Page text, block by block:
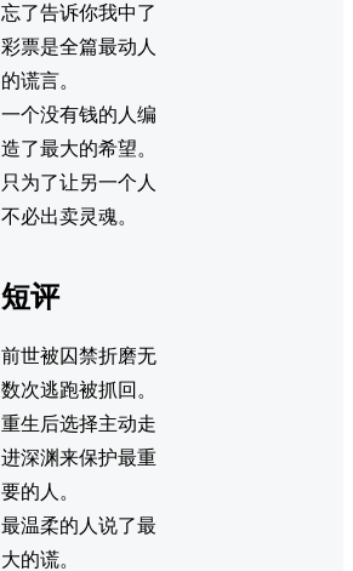
忘了告诉你我中了
彩票是全篇最动人
的谎言。
一个没有钱的人编
造了最大的希望。
只为了让另一个人
不必出卖灵魂。
短评
前世被囚禁折磨无
数次逃跑被抓回。
重生后选择主动走
进深渊来保护最重
要的人。
最温柔的人说了最
大的谎。